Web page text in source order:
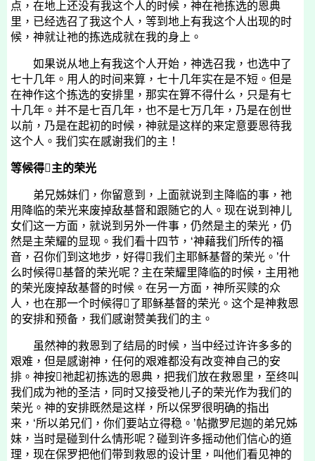
点，在地上还没有我这个人的时候，神在祂拣选的恩典
里，已经选召了我这个人，等到地上有我这个人出现的时
候，神就让祂的拣选成就在我的身上。
如果说从地上有我这个人开始，神选召我，也选中了
七十几年。用人的时间来算，七十几年实在是不短。但是
在神作这个拣选的安排里，那实在算不得什么，只是有七
十几年。并不是七百几年，也不是七万几年，乃是在创世
以前，乃是在起初的时候，神就是这样的来定意要恩待我
这个人。我们实在感谢我们的主！
等候得主的荣光
弟兄姊妹们，你留意到，上面就说到主降临的事，祂
用降临的荣光来废掉敌基督和跟随它的人。现在说到神儿
女们这一方面，就说到另外一件事，仍然是主的荣光，仍
然是主荣耀的显现。我们看十四节，‘神藉我们所传的福
音，召你们到这地步，好得我们主耶稣基督的荣光。’什
么时候得基督的荣光呢？主在荣耀里降临的时候，主用祂
的荣光废掉敌基督的时候。在另一方面，神所买赎的众
人，也在那一个时候得了耶稣基督的荣光。这个是神救恩
的安排和预备，我们感谢赞美我们的主。
虽然神的救恩到了结局的时候，当中经过许许多多的
艰难，但是感谢神，任何的艰难都没有改变神自己的安
排。神按祂起初拣选的恩典，把我们放在救恩里，至终叫
我们成为祂的圣洁，同时又接受祂儿子的荣光作为我们的
荣光。神的安排既然是这样，所以保罗很明确的指出
来，‘所以弟兄们，你们要站立得稳。’帖撒罗尼迦的弟兄姊
妹，当时是碰到什么情形呢？碰到许多摇动他们信心的道
理，现在保罗把他们带到救恩的设计里，叫他们看见神的